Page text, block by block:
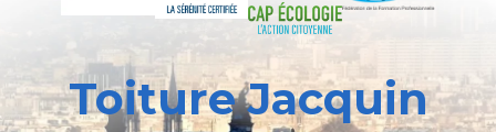
Toiture Jacquin